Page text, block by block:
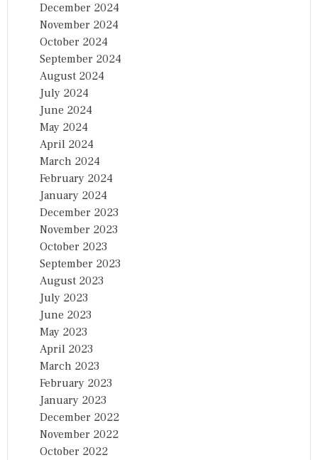
December 2024
November 2024
October 2024
September 2024
August 2024
July 2024
June 2024
May 2024
April 2024
March 2024
February 2024
January 2024
December 2023
November 2023
October 2023
September 2023
August 2023
July 2023
June 2023
May 2023
April 2023
March 2023
February 2023
January 2023
December 2022
November 2022
October 2022